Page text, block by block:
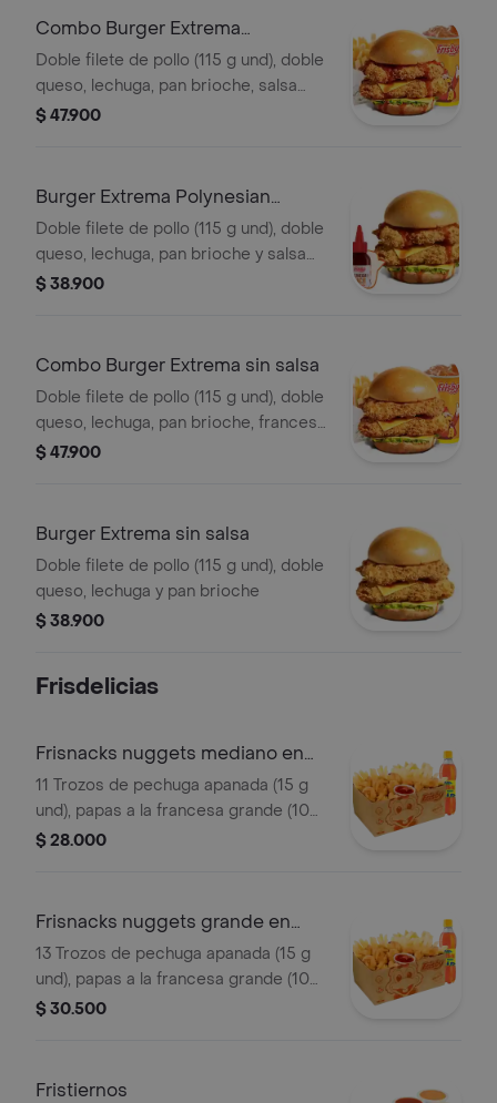
Combo Burger Extrema
Polynesian Beach
Doble filete de pollo (115 g und), doble
queso, lechuga, pan brioche, salsa
Polynesian beach, francesa mediana
$ 47.900
Burger Extrema Polynesian
Beach
Doble filete de pollo (115 g und), doble
queso, lechuga, pan brioche y salsa
Polynesian beach
$ 38.900
Combo Burger Extrema sin salsa
Doble filete de pollo (115 g und), doble
queso, lechuga, pan brioche, francesa
mediana (60 g) y gaseosa (325 ml)
$ 47.900
Burger Extrema sin salsa
Doble filete de pollo (115 g und), doble
queso, lechuga y pan brioche
$ 38.900
Frisdelicias
Frisnacks nuggets mediano en
caja
11 Trozos de pechuga apanada (15 g
und), papas a la francesa grande (100
g), gaseosa (400 ml)
$ 28.000
Frisnacks nuggets grande en
caja
13 Trozos de pechuga apanada (15 g
und), papas a la francesa grande (100
g), gaseosa (400 ml)
$ 30.500
Fristiernos